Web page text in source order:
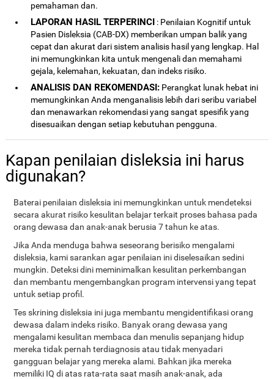
pemahaman dan.
LAPORAN HASIL TERPERINCI : Penilaian Kognitif untuk
Pasien Disleksia (CAB-DX) memberikan umpan balik yang
cepat dan akurat dari sistem analisis hasil yang lengkap. Hal
ini memungkinkan kita untuk mengenali dan memahami
gejala, kelemahan, kekuatan, dan indeks risiko.
ANALISIS DAN REKOMENDASI: Perangkat lunak hebat ini
memungkinkan Anda menganalisis lebih dari seribu variabel
dan menawarkan rekomendasi yang sangat spesifik yang
disesuaikan dengan setiap kebutuhan pengguna.
Kapan penilaian disleksia ini harus
digunakan?
Baterai penilaian disleksia ini memungkinkan untuk mendeteksi
secara akurat risiko kesulitan belajar terkait proses bahasa pada
orang dewasa dan anak-anak berusia 7 tahun ke atas.
Jika Anda menduga bahwa seseorang berisiko mengalami
disleksia, kami sarankan agar penilaian ini diselesaikan sedini
mungkin. Deteksi dini meminimalkan kesulitan perkembangan
dan membantu mengembangkan program intervensi yang tepat
untuk setiap profil.
Tes skrining disleksia ini juga membantu mengidentifikasi orang
dewasa dalam indeks risiko. Banyak orang dewasa yang
mengalami kesulitan membaca dan menulis sepanjang hidup
mereka tidak pernah terdiagnosis atau tidak menyadari
gangguan belajar yang mereka alami. Bahkan jika mereka
memiliki IQ di atas rata-rata saat masih anak-anak, ada